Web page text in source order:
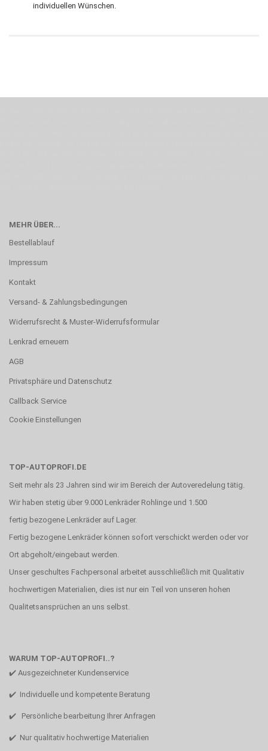
individuellen Wünschen.
MEHR ÜBER...
Bestellablauf
Impressum
Kontakt
Versand- & Zahlungsbedingungen
Widerrufsrecht & Muster-Widerrufsformular
Lenkrad erneuern
AGB
Privatsphäre und Datenschutz
Callback Service
Cookie Einstellungen
TOP-AUTOPROFI.DE
Seit mehr als 23 Jahren sind wir im Bereich der Autoveredelung tätig.
Wir haben stetig über 9.000 Lenkräder Rohlinge und 1.500
fertig bezogene Lenkräder auf Lager.
Fertig bezogene Lenkräder können sofort verschickt werden oder vor
Ort abgeholt/eingebaut werden.
Unser geschultes Fachpersonal arbeitet ausschließlich mit Qualitativ
hochwertigen Materialien, dies ist nur ein Teil von unseren hohen
Qualitetsansprüchen an uns selbst.
WARUM TOP-AUTOPROFI..?
✔️ Ausgezeichneter Kundenservice
✔️ Individuelle und kompetente Beratung
✔️ Persönliche bearbeitung Ihrer Anfragen
✔️ Nur qualitativ hochwertige Materialien